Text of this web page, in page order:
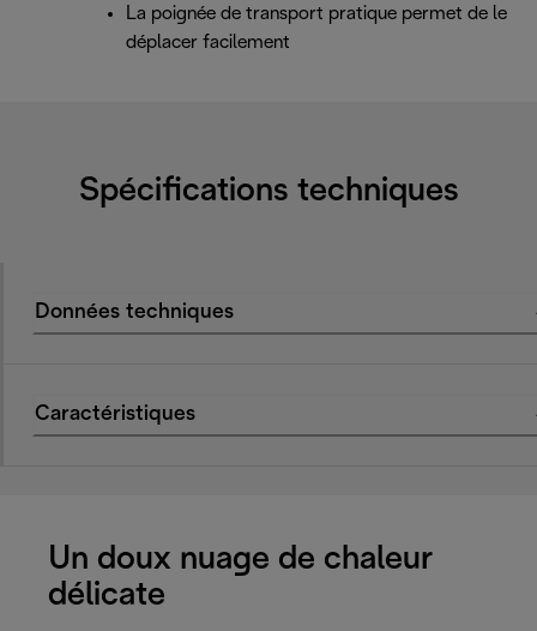
La poignée de transport pratique permet de le
déplacer facilement
Spécifications techniques
Données techniques
Caractéristiques
Un doux nuage de chaleur
délicate